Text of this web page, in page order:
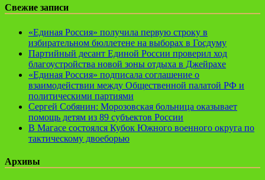
Свежие записи
«Единая Россия» получила первую строку в
избирательном бюллетене на выборах в Госдуму
Партийный десант Единой России проверил ход
благоустройства новой зоны отдыха в Джейрахе
«Единая Россия» подписала соглашение о
взаимодействии между Общественной палатой РФ и
политическими партиями
Сергей Собянин: Морозовская больница оказывает
помощь детям из 89 субъектов России
В Магасе состоялся Кубок Южного военного округа по
тактическому двоеборью
Архивы